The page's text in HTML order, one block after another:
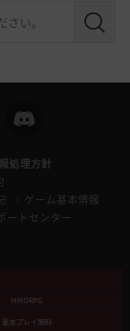
検
処理方針
ゲーム基本情報
ートセンター
MMORPG
基本プレイ無料